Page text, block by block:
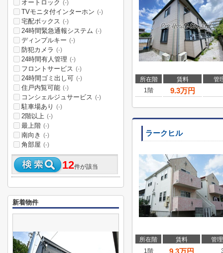
所在階 賃料
管
1階
9.3万円
ラークヒル
所在階 賃料
管
1階
9.3万円
オートロック (-)
TVモニタ付インターホン (-)
宅配ボックス (-)
24時間緊急通報システム (-)
ディンプルキー (-)
防犯カメラ (-)
24時間有人管理 (-)
フロントサービス (-)
24時間ゴミ出し可 (-)
住戸内覧可能 (-)
コンシェルジュサービス (-)
駐車場あり (-)
2階以上 (-)
最上階 (-)
南向き (-)
角部屋 (-)
12件が該当
新着物件